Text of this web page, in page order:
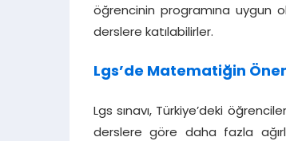
öğrencinin programına uygun
derslere katılabilirler.
Lgs’de Matematiğin
Lgs sınavı, Türkiye’deki
derslere göre daha fazla